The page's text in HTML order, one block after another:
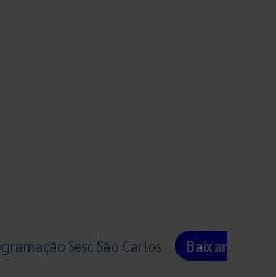
Sesc São Carlos
Baixar